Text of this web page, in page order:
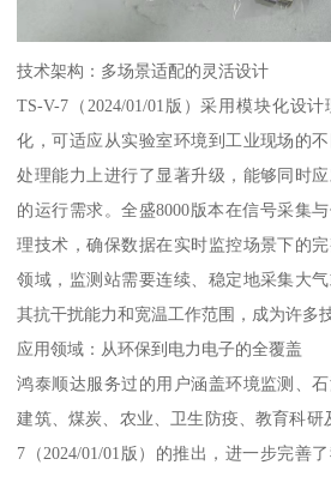
技术架构：多场景适配的灵活设计
TS-V-7（2024/01/01版）采用模块化设
化，可适应从实验室环境到工业现场的
处理能力上进行了显著升级，能够同时
的运行需求。全盛8000版本在信号采集
理技术，确保数据在实时监控场景下的
领域，监测站需要连续、稳定地采集大
其抗干扰能力和宽温工作范围，成为许多
应用领域：从环保到电力电子的全覆盖
鸿泰顺达服务过的用户涵盖环境监测、
建筑、煤炭、农业、卫生防疫、教育科研
7（2024/01/01版）的推出，进一步完善